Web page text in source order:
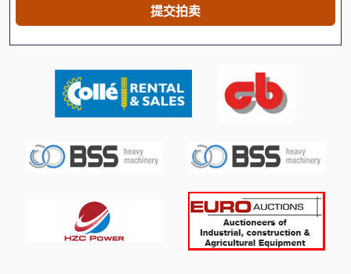
车间起重机
轮式装载机
重型
提交拍卖